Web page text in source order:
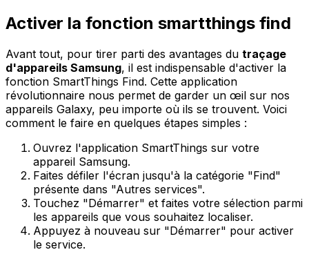
Activer la fonction smartthings find
Avant tout, pour tirer parti des avantages du traçage
d'appareils Samsung, il est indispensable d'activer la
fonction SmartThings Find. Cette application
révolutionnaire nous permet de garder un œil sur nos
appareils Galaxy, peu importe où ils se trouvent. Voici
comment le faire en quelques étapes simples :
Ouvrez l'application SmartThings sur votre
appareil Samsung.
Faites défiler l'écran jusqu'à la catégorie "Find"
présente dans "Autres services".
Touchez "Démarrer" et faites votre sélection parmi
les appareils que vous souhaitez localiser.
Appuyez à nouveau sur "Démarrer" pour activer
le service.